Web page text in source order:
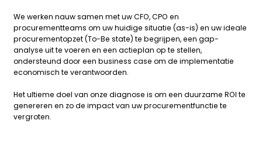
We werken nauw samen met uw CFO, CPO en
procurementteams om uw huidige situatie (as-is) en uw ideale
procurementopzet (To-Be state) te begrijpen, een gap-
analyse uit te voeren en een actieplan op te stellen,
ondersteund door een business case om de implementatie
economisch te verantwoorden.
Het ultieme doel van onze diagnose is om een duurzame ROI te
genereren en zo de impact van uw procurementfunctie te
vergroten.